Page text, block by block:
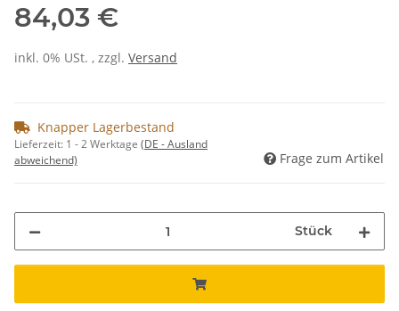
84,03 €
inkl. 0% USt. , zzgl. Versand
Knapper Lagerbestand
Lieferzeit: 1 - 2 Werktage (DE - Ausland
abweichend)
Frage zum Artikel
Stück